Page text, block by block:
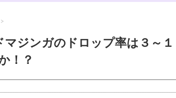
>
マジンガのドロップ率は３～
！？